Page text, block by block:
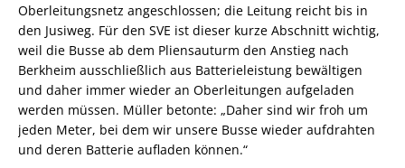
Oberleitungsnetz angeschlossen; die Leitung reicht bis in
den Jusiweg. Für den SVE ist dieser kurze Abschnitt wichtig,
weil die Busse ab dem Pliensauturm den Anstieg nach
Berkheim ausschließlich aus Batterieleistung bewältigen
und daher immer wieder an Oberleitungen aufgeladen
werden müssen. Müller betonte: „Daher sind wir froh um
jeden Meter, bei dem wir unsere Busse wieder aufdrahten
und deren Batterie aufladen können.“